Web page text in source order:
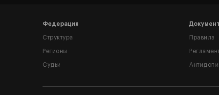
Федерация
Структура
Регионы
Судьи
Правила